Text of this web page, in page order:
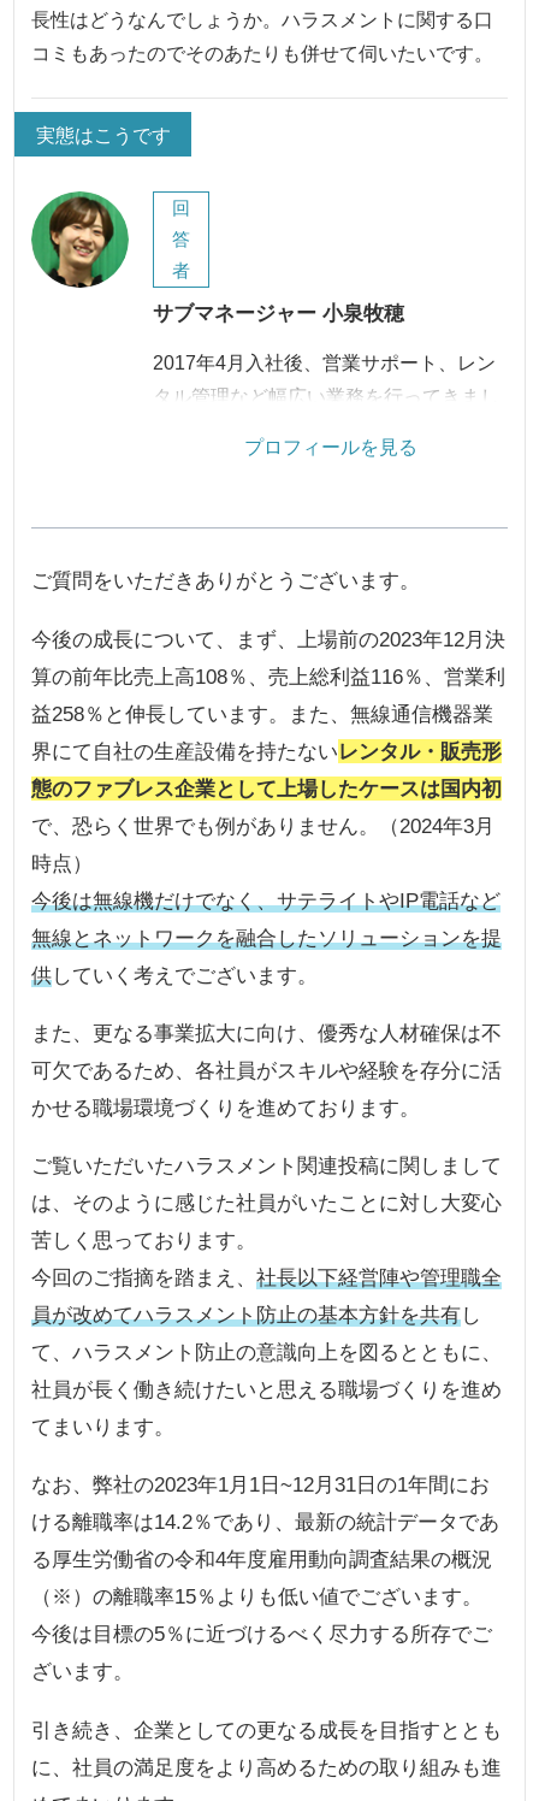
長性はどうなんでしょうか。ハラスメントに関する口
コミもあったのでそのあたりも併せて伺いたいです。
実態はこうです
回
答
者
サブマネージャー 小泉牧穂
2017年4月入社後、営業サポート、レン
タル管理など幅広い業務を行ってきまし
現在は、社長秘書として業務を行いなが
プロフィールを見る
ご質問をいただきありがとうございます。
今後の成長について、まず、上場前の2023年12月決
算の前年比売上高108％、売上総利益116％、営業利
益258％と伸長しています。また、無線通信機器業
界にて自社の生産設備を持たないレンタル・販売形
態のファブレス企業として上場したケースは国内初
で、恐らく世界でも例がありません。（2024年3月
時点）
今後は無線機だけでなく、サテライトやIP電話など
無線とネットワークを融合したソリューションを提
供していく考えでございます。
また、更なる事業拡大に向け、優秀な人材確保は不
可欠であるため、各社員がスキルや経験を存分に活
かせる職場環境づくりを進めております。
ご覧いただいたハラスメント関連投稿に関しまして
は、そのように感じた社員がいたことに対し大変心
苦しく思っております。
今回のご指摘を踏まえ、社長以下経営陣や管理職全
員が改めてハラスメント防止の基本方針を共有し
て、ハラスメント防止の意識向上を図るとともに、
社員が長く働き続けたいと思える職場づくりを進め
てまいります。
なお、弊社の2023年1月1日~12月31日の1年間にお
ける離職率は14.2％であり、最新の統計データであ
る厚生労働省の令和4年度雇用動向調査結果の概況
（※）の離職率15％よりも低い値でございます。
今後は目標の5％に近づけるべく尽力する所存でご
ざいます。
引き続き、企業としての更なる成長を目指すととも
に、社員の満足度をより高めるための取り組みも進